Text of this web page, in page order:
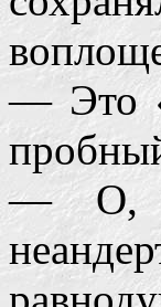
— Это
— О,